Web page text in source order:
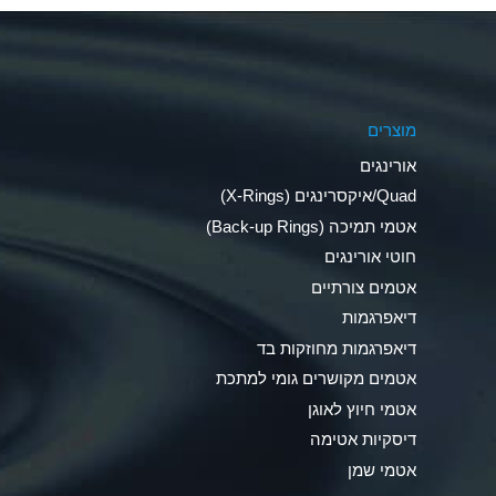
Ammonia Anhydrous
Ammonia Gas (hot)
Ammonium Carbonate (Aqueous)
Ammonium Chloride (Aqueous)
Ammonium Hydroxide (conc.)
Ammonium Nitrate (Aqueous)
Ammonium Nitrite (Aqueous)
מוצרים
אורינגים
Quad/איקסרינגים (X-Rings)
אטמי תמיכה (Back-up Rings)
חוטי אורינגים
אטמים צורתיים
דיאפרגמות
דיאפרגמות מחוזקות בד
אטמים מקושרים גומי למתכת
אטמי חיוץ לאוגן
דיסקיות אטימה
אטמי שמן